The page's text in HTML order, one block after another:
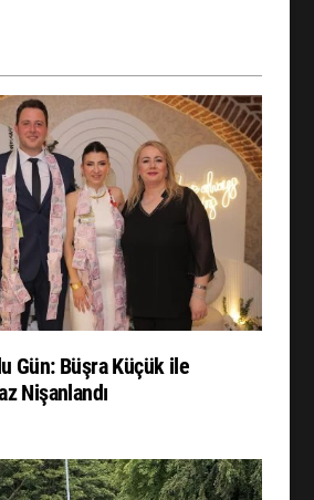
Gün: Büşra Küçük ile
Nişanlandı